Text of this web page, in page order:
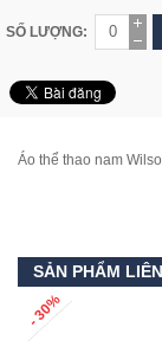
SỐ LƯỢNG:
Áo thể thao nam
SẢN PHẨM
- 30%